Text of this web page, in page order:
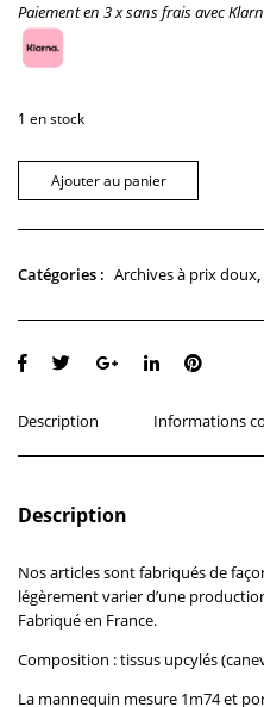
Paiement en 3 x sans frais avec
1 en stock
Ajouter au panier
Catégories : Archives à prix doux,
Description Informations
Description
Nos articles sont fabriqués de
légèrement varier d’une
Fabriqué en France.
Composition : tissus upcylés
La mannequin mesure 1m74 et